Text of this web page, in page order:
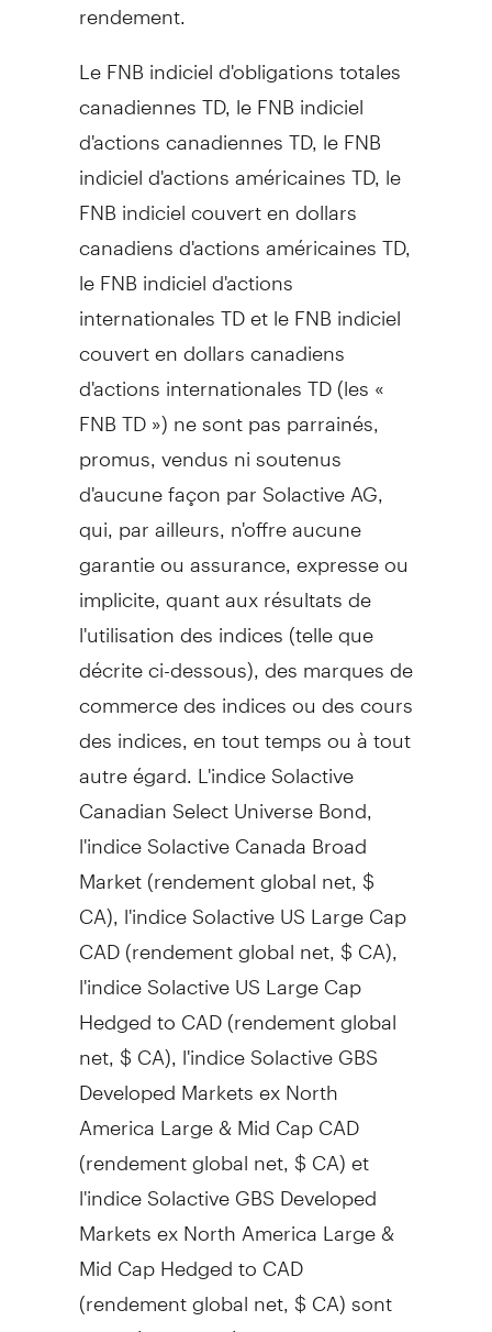
Le FNB indiciel d'obligations totales
canadiennes TD, le FNB indiciel
d'actions canadiennes TD, le FNB
indiciel d'actions américaines TD, le
FNB indiciel couvert en dollars
canadiens d'actions américaines TD,
le FNB indiciel d'actions
internationales TD et le FNB indiciel
couvert en dollars canadiens
d'actions internationales TD (les «
FNB TD ») ne sont pas parrainés,
promus, vendus ni soutenus
d'aucune façon par Solactive AG,
qui, par ailleurs, n'offre aucune
garantie ou assurance, expresse ou
implicite, quant aux résultats de
l'utilisation des indices (telle que
décrite ci-dessous), des marques de
commerce des indices ou des cours
des indices, en tout temps ou à tout
autre égard. L'indice Solactive
Canadian Select Universe Bond,
l'indice Solactive Canada Broad
Market (rendement global net, $
CA), l'indice Solactive US Large Cap
CAD (rendement global net, $ CA),
l'indice Solactive US Large Cap
Hedged to CAD (rendement global
net, $ CA), l'indice Solactive GBS
Developed Markets ex North
America Large & Mid Cap CAD
(rendement global net, $ CA) et
l'indice Solactive GBS Developed
Markets ex North America Large &
Mid Cap Hedged to CAD
(rendement global net, $ CA) sont